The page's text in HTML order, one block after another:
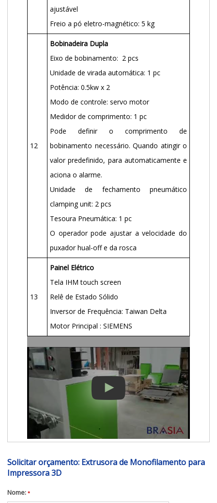
ajustável
Freio a pó eletro-magnético: 5 kg
12
Bobinadeira Dupla
Eixo de bobinamento: 2 pcs
Unidade de virada automática: 1 pc
Potência: 0.5kw x 2
Modo de controle: servo motor
Medidor de comprimento: 1 pc
Pode definir o comprimento de
bobinamento necessário. Quando atingir o
valor predefinido, para automaticamente e
aciona o alarme.
Unidade de fechamento pneumático
clamping unit: 2 pcs
Tesoura Pneumática: 1 pc
O operador pode ajustar a velocidade do
puxador hual-off e da rosca
13
Painel Elétrico
Tela IHM touch screen
Relê de Estado Sólido
Inversor de Frequência: Taiwan Delta
Motor Principal : SIEMENS
Solicitar orçamento: Extrusora de Monofilamento para
Impressora 3D
Nome: *